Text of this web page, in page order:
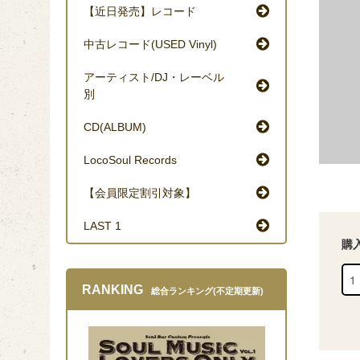
購
【近日発売】レコード
中古レコード(USED Vinyl)
アーティスト/DJ・レーベル
別
CD(ALBUM)
LocoSoul Records
【会員限定割引対象】
LAST 1
RANKING 総合ランキング(不定期更新)